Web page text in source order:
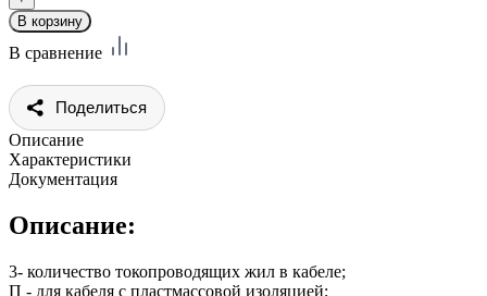
В сравнение
Поделиться
Описание
Характеристики
Документация
Описание:
3- количество токопроводящих жил в кабеле;
П - для кабеля с пластмассовой изоляцией;